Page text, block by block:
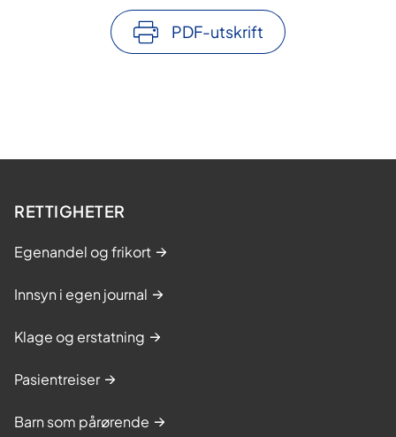
PDF-utskrift
RETTIGHETER
Egenandel og frikort
Innsyn i egen journal
Klage og erstatning
Pasientreiser
Barn som pårørende